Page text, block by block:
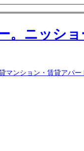
マンション・賃貸アパー